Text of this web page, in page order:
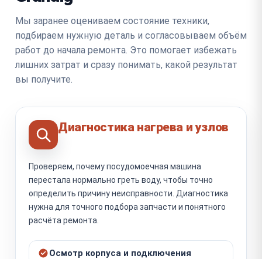
Мы заранее оцениваем состояние техники,
подбираем нужную деталь и согласовываем объём
работ до начала ремонта. Это помогает избежать
лишних затрат и сразу понимать, какой результат
вы получите.
Диагностика нагрева и узлов
Проверяем, почему посудомоечная машина
перестала нормально греть воду, чтобы точно
определить причину неисправности. Диагностика
нужна для точного подбора запчасти и понятного
расчёта ремонта.
Осмотр корпуса и подключения